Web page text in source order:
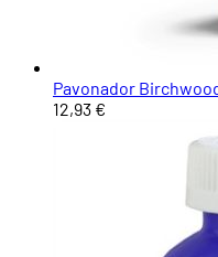
Pavonador
12,93 €